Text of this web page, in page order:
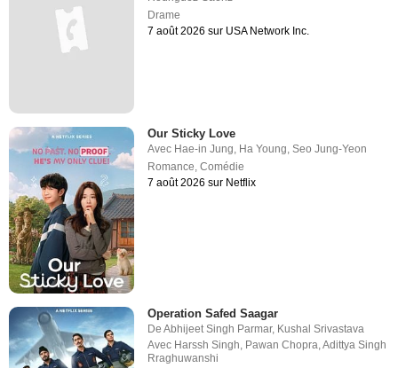
Drame
7 août 2026 sur USA Network Inc.
Our Sticky Love
Avec Hae-in Jung Ha Young ,Seo Jung-Yeon
Romance ,Comédie
7 août 2026 sur Netflix
Operation Safed Saagar
DeAbhijeet Singh Parmar, Kushal Srivastava
Avec Harssh Singh, Pawan Chopra,Adittya Singh
Rraghuwanshi